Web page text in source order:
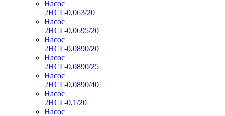
Насос
2НСГ-0,063/20
Насос
2НСГ-0,0695/20
Насос
2НСГ-0,0890/20
Насос
2НСГ-0,0890/25
Насос
2НСГ-0,0890/40
Насос
2НСГ-0,1/20
Насос